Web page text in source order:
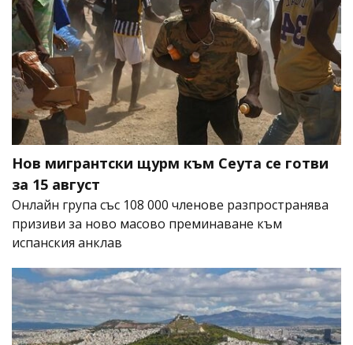
Нов мигрантски щурм към Сеута се готви
за 15 август
Онлайн група със 108 000 членове разпространява
призиви за ново масово преминаване към
испанския анклав